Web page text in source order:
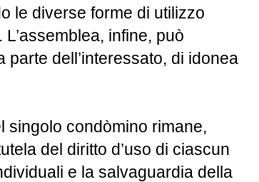
le diverse forme di utilizzo
infine, può
parte dell’interessato, di idonea
singolo condòmino rimane,
del diritto d’uso di ciascun
e la salvaguardia della